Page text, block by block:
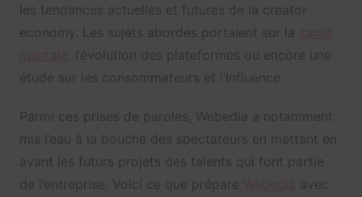
les tendances actuelles et futures de la creator
economy. Les sujets abordés portaient sur la
, l’évolution des plateformes ou encore une
étude sur les consommateurs et l’influence.
Parmi ces prises de paroles, Webedia a notamment
mis l’eau à la bouche des spectateurs en mettant en
avant les futurs projets des talents qui font partie
de l’entreprise. Voici ce que prépare
avec